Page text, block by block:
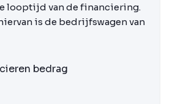
looptijd van de financiering.
is de bedrijfswagen van
bedrag